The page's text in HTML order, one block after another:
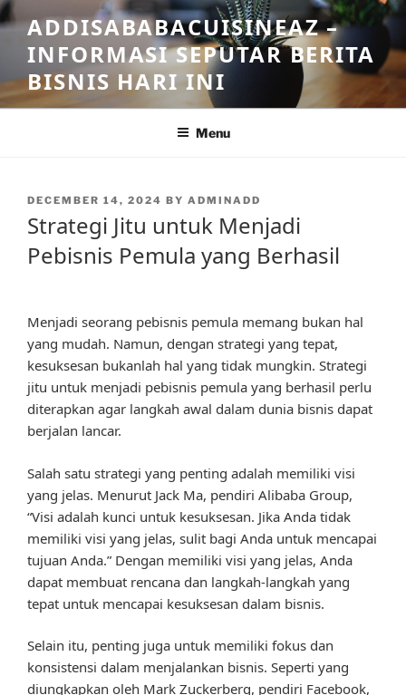
Skip
to
content
ADDISABABACUISINEAZ –
INFORMASI SEPUTAR BERITA
BISNIS HARI INI
Menu
POSTED
DECEMBER 14, 2024 BY ADMINADD
Strategi Jitu untuk Menjadi
Pebisnis Pemula yang Berhasil
Menjadi seorang pebisnis pemula memang bukan hal
yang mudah. Namun, dengan strategi yang tepat,
kesuksesan bukanlah hal yang tidak mungkin. Strategi
jitu untuk menjadi pebisnis pemula yang berhasil perlu
diterapkan agar langkah awal dalam dunia bisnis dapat
berjalan lancar.
Salah satu strategi yang penting adalah memiliki visi
yang jelas. Menurut Jack Ma, pendiri Alibaba Group,
“Visi adalah kunci untuk kesuksesan. Jika Anda tidak
memiliki visi yang jelas, sulit bagi Anda untuk mencapai
tujuan Anda.” Dengan memiliki visi yang jelas, Anda
dapat membuat rencana dan langkah-langkah yang
tepat untuk mencapai kesuksesan dalam bisnis.
Selain itu, penting juga untuk memiliki fokus dan
konsistensi dalam menjalankan bisnis. Seperti yang
diungkapkan oleh Mark Zuckerberg, pendiri Facebook,